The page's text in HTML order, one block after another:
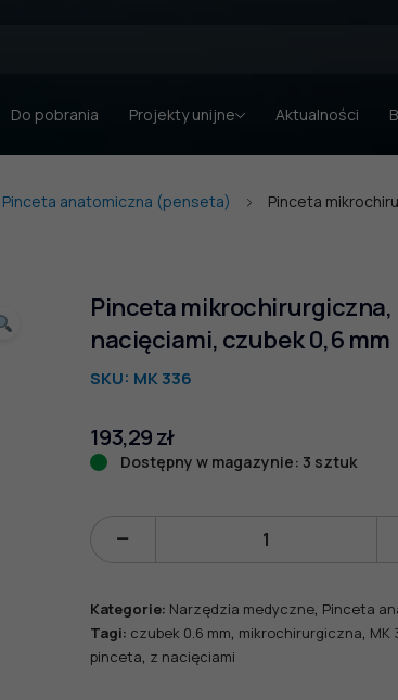
Do pobrania Projekty unijne Aktualności
Pinceta anatomiczna (penseta)
Pinceta
Pinceta mikrochirurgiczna,
nacięciami, czubek 0,6 mm
SKU: MK 336
193,29zł
Dostępny w magazynie: 3 sztuk
ilość
model
Szwajcarski,
Kategorie: Narzędzia medyczne, Pinceta
Tagi: czubek 0.6 mm, mikrochirurgiczna, MK
pinceta, z nacięciami